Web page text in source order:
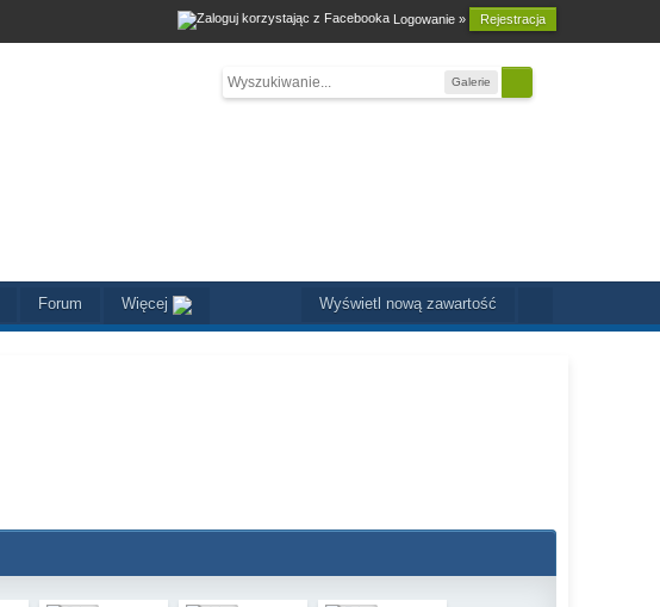
Logowanie » Rejestracja
Galerie
Wyświetl nową zawartość
Forum Więcej